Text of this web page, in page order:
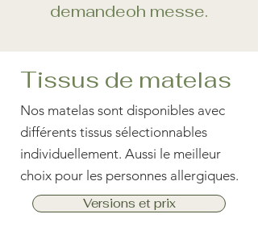
demandeoh messe.
Tissus de matelas
Nos matelas sont disponibles avec
différents tissus sélectionnables
individuellement. Aussi le meilleur
choix pour les personnes allergiques.
Versions et prix